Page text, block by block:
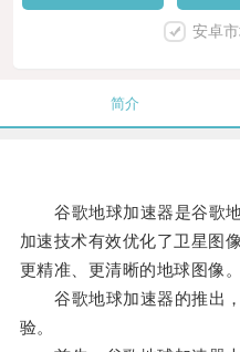
安卓
简介
谷歌地球加速器是谷歌地
加速技术有效优化了卫星图
更精准、更清晰的地球图像。
谷歌地球加速器的推出，
验。